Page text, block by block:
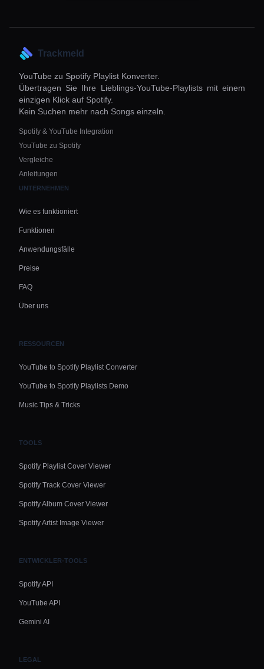
Trackmeld
YouTube zu Spotify Playlist Konverter.
Übertragen Sie Ihre Lieblings-YouTube-Playlists mit einem
einzigen Klick auf Spotify.
Kein Suchen mehr nach Songs einzeln.
Spotify & YouTube Integration
YouTube zu Spotify
Vergleiche
Anleitungen
UNTERNEHMEN
Wie es funktioniert
Funktionen
Anwendungsfälle
Preise
FAQ
Über uns
RESSOURCEN
YouTube to Spotify Playlist Converter
YouTube to Spotify Playlists Demo
Music Tips & Tricks
TOOLS
Spotify Playlist Cover Viewer
Spotify Track Cover Viewer
Spotify Album Cover Viewer
Spotify Artist Image Viewer
ENTWICKLER-TOOLS
Spotify API
YouTube API
Gemini AI
LEGAL